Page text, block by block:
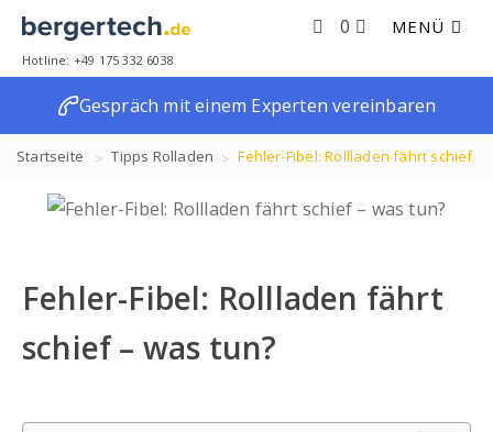
MENÜ
0
Hotline: +49 175 332 6038
Gespräch mit einem Experten vereinbaren
Startseite Tipps Rolladen Fehler-Fibel: Rollladen fährt schief
– was tun?
Fehler-Fibel: Rollladen fährt
schief – was tun?